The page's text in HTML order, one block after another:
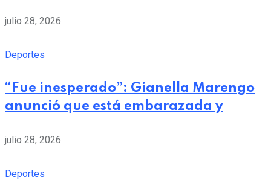
julio 28, 2026
Deportes
“Fue inesperado”: Gianella Marengo
anunció que está embarazada y
julio 28, 2026
Deportes